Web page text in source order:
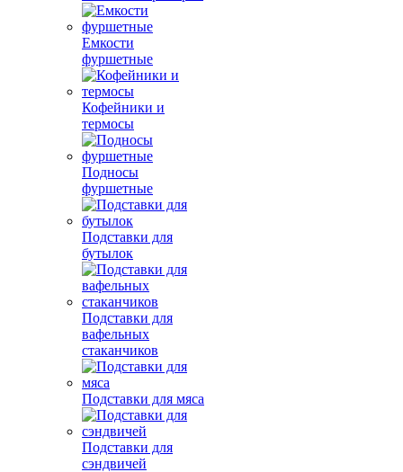
Емкости
фуршетные
Кофейники и
термосы
Подносы
фуршетные
Подставки для
бутылок
Подставки для
вафельных
стаканчиков
Подставки для мяса
Подставки для
сэндвичей